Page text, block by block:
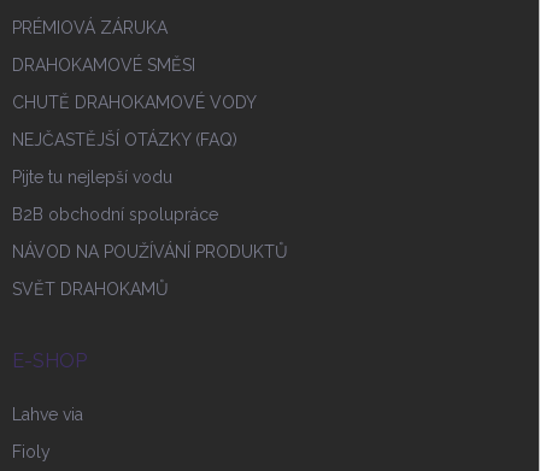
PRÉMIOVÁ ZÁRUKA
DRAHOKAMOVÉ SMĚSI
CHUTĚ DRAHOKAMOVÉ VODY
NEJČASTĚJŠÍ OTÁZKY (FAQ)
Pijte tu nejlepší vodu
B2B obchodní spolupráce
NÁVOD NA POUŽÍVÁNÍ PRODUKTŮ
SVĚT DRAHOKAMŮ
E-SHOP
Lahve via
Fioly